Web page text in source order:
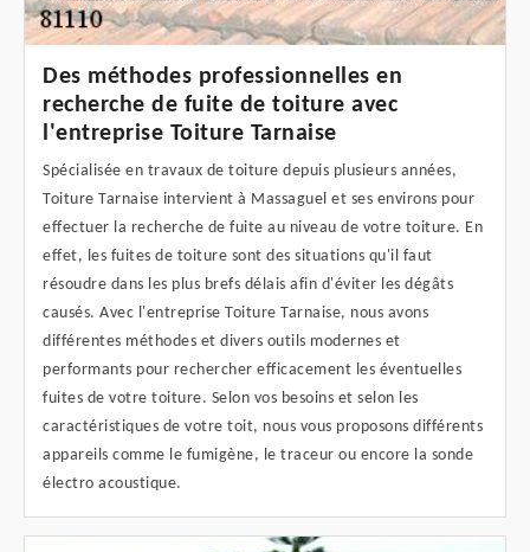
Des méthodes professionnelles en
recherche de fuite de toiture avec
l'entreprise Toiture Tarnaise
Spécialisée en travaux de toiture depuis plusieurs années,
Toiture Tarnaise intervient à Massaguel et ses environs pour
effectuer la recherche de fuite au niveau de votre toiture. En
effet, les fuites de toiture sont des situations qu'il faut
résoudre dans les plus brefs délais afin d'éviter les dégâts
causés. Avec l'entreprise Toiture Tarnaise, nous avons
différentes méthodes et divers outils modernes et
performants pour rechercher efficacement les éventuelles
fuites de votre toiture. Selon vos besoins et selon les
caractéristiques de votre toit, nous vous proposons différents
appareils comme le fumigène, le traceur ou encore la sonde
électro acoustique.